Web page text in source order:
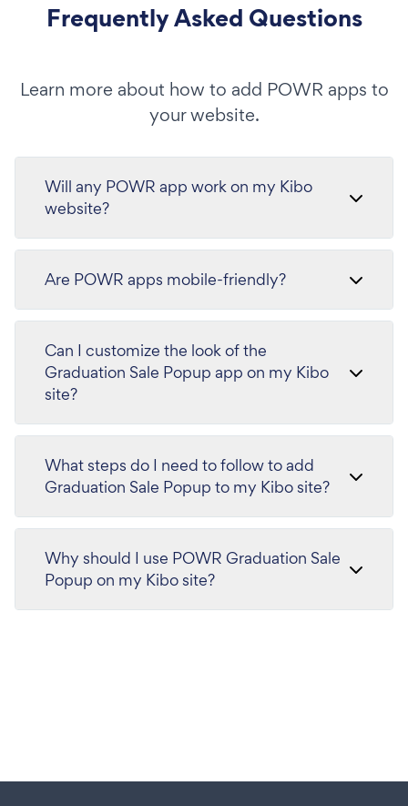
Frequently Asked Questions
Learn more about how to add POWR apps to
your website.
Will any POWR app work on my Kibo
website?
Are POWR apps mobile-friendly?
Can I customize the look of the
Graduation Sale Popup app on my Kibo
site?
What steps do I need to follow to add
Graduation Sale Popup to my Kibo site?
Why should I use POWR Graduation Sale
Popup on my Kibo site?